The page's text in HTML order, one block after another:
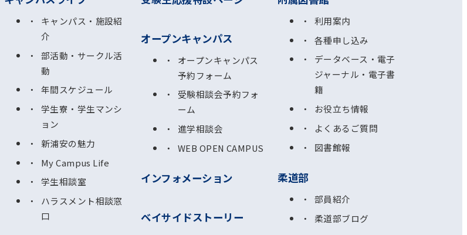
キャンパス・施設紹
介
部活動・サークル活
動
年間スケジュール
学生寮・学生マンシ
ョン
新浦安の魅力
My Campus Life
学生相談室
ハラスメント相談窓
口
オープンキャンパス
オープンキャンパス
予約フォーム
受験相談会予約フォ
ーム
進学相談会
WEB OPEN CAMPUS
インフォメーション
ベイサイドストーリー
利用案内
各種申し込み
データベース・電子
ジャーナル・電子書
籍
お役立ち情報
よくあるご質問
図書館報
柔道部
部員紹介
柔道部ブログ